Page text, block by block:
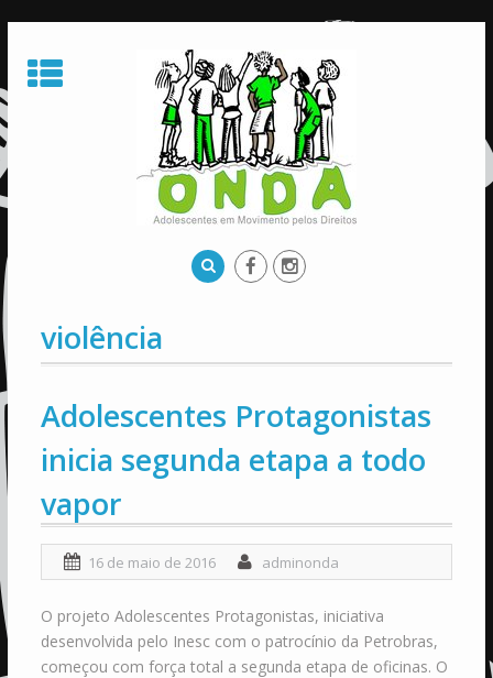
to
content
violência
Adolescentes Protagonistas
inicia segunda etapa a todo
vapor
16 de maio de 2016 adminonda
O projeto Adolescentes Protagonistas, iniciativa
desenvolvida pelo Inesc com o patrocínio da Petrobras,
começou com força total a segunda etapa de oficinas. O